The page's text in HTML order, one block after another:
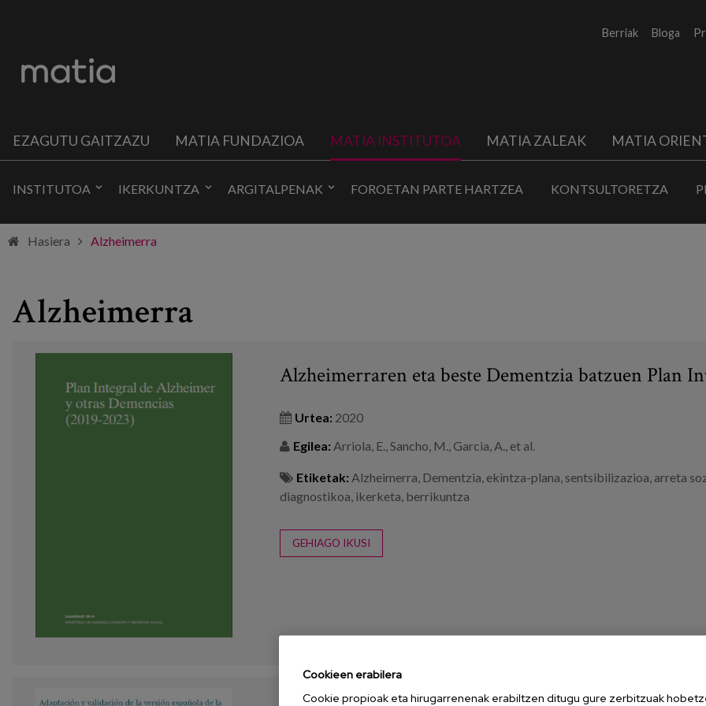
Berriak Bloga
EZAGUTU GAITZAZU MATIA FUNDAZIOA MATIA INSTITUTOA MATIA ZALEAK MATIA
INSTITUTOA IKERKUNTZA ARGITALPENAK FOROETAN PARTE HARTZEA KONTSULTORETZA
Hasiera Alzheimerra
Alzheimerra
Alzheimerraren eta beste Dementzia batzuen Plan
Urtea: 2020
Egilea: Arriola, E., Sancho, M., Garcia, A., et al.
Etiketak: Alzheimerra, Dementzia, ekintza-plana, sentsibilizazioa, arreta
diagnostikoa, ikerketa, berrikuntza
GEHIAGO IKUSI
Cookieen erabilera
Cookie propioak eta hirugarrenenak erabiltzen ditugu gure zerbitzuak